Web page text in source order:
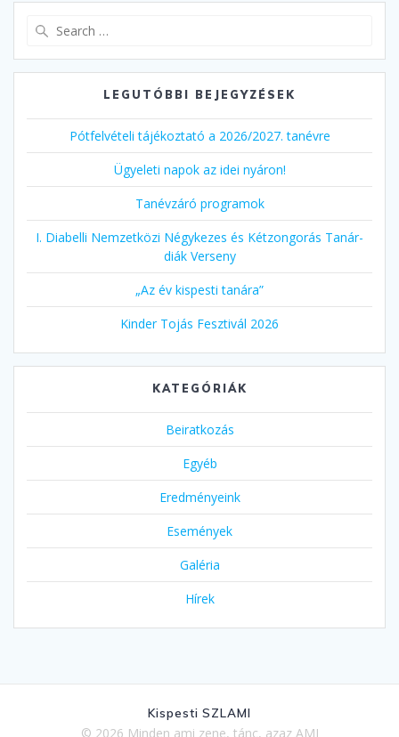
LEGUTÓBBI BEJEGYZÉSEK
Pótfelvételi tájékoztató a 2026/2027. tanévre
Ügyeleti napok az idei nyáron!
Tanévzáró programok
I. Diabelli Nemzetközi Négykezes és Kétzongorás Tanár-
diák Verseny
„Az év kispesti tanára”
Kinder Tojás Fesztivál 2026
KATEGÓRIÁK
Beiratkozás
Egyéb
Eredményeink
Események
Galéria
Hírek
Kispesti SZLAMI
© 2026 Minden ami zene, tánc, azaz AMI